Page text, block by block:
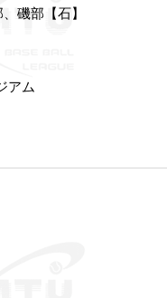
磯部【石】
アム